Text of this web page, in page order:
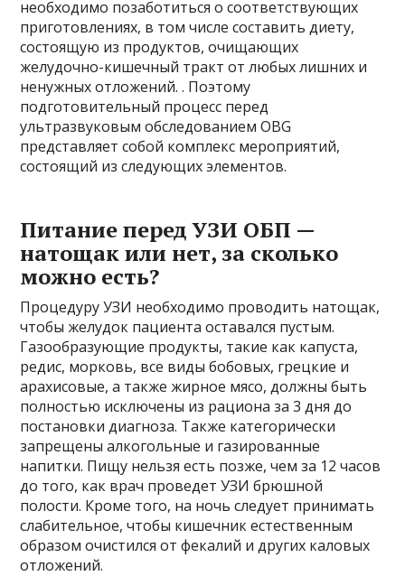
необходимо позаботиться о соответствующих
приготовлениях, в том числе составить диету,
состоящую из продуктов, очищающих
желудочно-кишечный тракт от любых лишних и
ненужных отложений. . Поэтому
подготовительный процесс перед
ультразвуковым обследованием OBG
представляет собой комплекс мероприятий,
состоящий из следующих элементов.
Питание перед УЗИ ОБП —
натощак или нет, за сколько
можно есть?
Процедуру УЗИ необходимо проводить натощак,
чтобы желудок пациента оставался пустым.
Газообразующие продукты, такие как капуста,
редис, морковь, все виды бобовых, грецкие и
арахисовые, а также жирное мясо, должны быть
полностью исключены из рациона за 3 дня до
постановки диагноза. Также категорически
запрещены алкогольные и газированные
напитки. Пищу нельзя есть позже, чем за 12 часов
до того, как врач проведет УЗИ брюшной
полости. Кроме того, на ночь следует принимать
слабительное, чтобы кишечник естественным
образом очистился от фекалий и других каловых
отложений.